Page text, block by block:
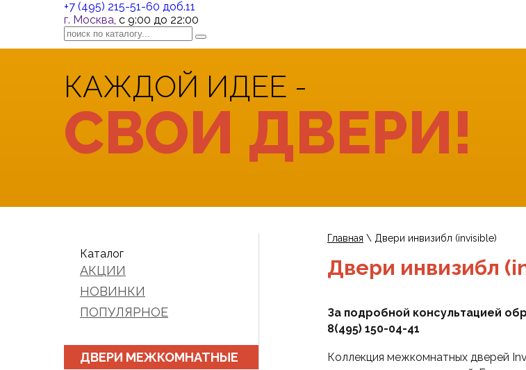
+7 (495) 215-51-60 доб.11
г. Москва, с 9:00 до 22:00
КАЖДОЙ ИДЕЕ -
СВОИ ДВЕРИ!
Каталог
АКЦИИ
НОВИНКИ
ПОПУЛЯРНОЕ
ДВЕРИ МЕЖКОМНАТНЫЕ
Главная \ Двери инвизибл (invisible)
Двери инвизибл
За подробной консультацией
8(495) 150-04-41
Коллекция межкомнатных дверей